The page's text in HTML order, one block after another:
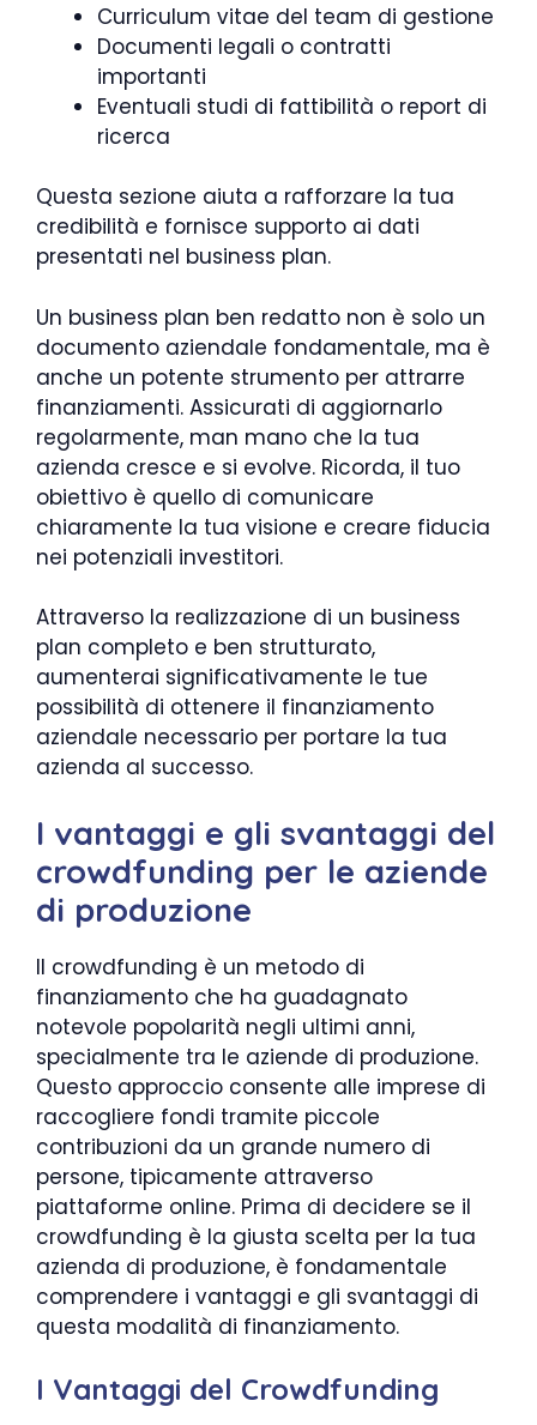
Curriculum vitae del team di gestione
Documenti legali o contratti
importanti
Eventuali studi di fattibilità o report di
ricerca
Questa sezione aiuta a rafforzare la tua
credibilità e fornisce supporto ai dati
presentati nel business plan.
Un business plan ben redatto non è solo un
documento aziendale fondamentale, ma è
anche un potente strumento per attrarre
finanziamenti. Assicurati di aggiornarlo
regolarmente, man mano che la tua
azienda cresce e si evolve. Ricorda, il tuo
obiettivo è quello di comunicare
chiaramente la tua visione e creare fiducia
nei potenziali investitori.
Attraverso la realizzazione di un business
plan completo e ben strutturato,
aumenterai significativamente le tue
possibilità di ottenere il finanziamento
aziendale necessario per portare la tua
azienda al successo.
I vantaggi e gli svantaggi del
crowdfunding per le aziende
di produzione
Il crowdfunding è un metodo di
finanziamento che ha guadagnato
notevole popolarità negli ultimi anni,
specialmente tra le aziende di produzione.
Questo approccio consente alle imprese di
raccogliere fondi tramite piccole
contribuzioni da un grande numero di
persone, tipicamente attraverso
piattaforme online. Prima di decidere se il
crowdfunding è la giusta scelta per la tua
azienda di produzione, è fondamentale
comprendere i vantaggi e gli svantaggi di
questa modalità di finanziamento.
I Vantaggi del Crowdfunding